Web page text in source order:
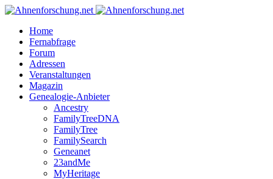
Home
Fernabfrage
Forum
Adressen
Veranstaltungen
Magazin
Genealogie-Anbieter
Ancestry
FamilyTreeDNA
FamilyTree
FamilySearch
Geneanet
23andMe
MyHeritage